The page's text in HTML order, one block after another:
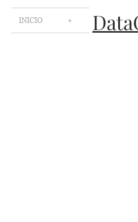
INICIO +